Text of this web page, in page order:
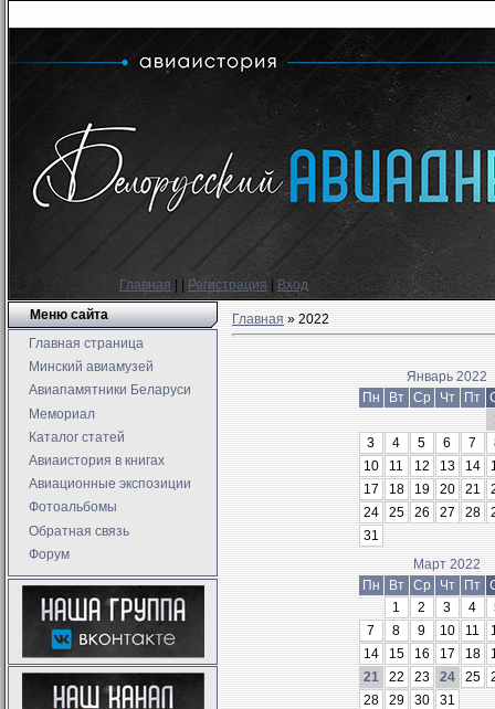
Главная Регистрация
Вход
Меню сайта
Главная страница
Минский авиамузей
Авиапамятники Беларуси
Мемориал
Каталог статей
Авиаистория в книгах
Авиационные экспозиции
Фотоальбомы
Обратная связь
Форум
Главная»2022
Январь 2022
Пн
Вт Ср Чт Пт
3
4 5 6 7
10
11 12 13 14
17
18 19 20 21
24
25 26 27 28
31
Март 2022
Пн
Вт Ср Чт Пт
1
2 3 4
7
8 9 10 11
14
15 16 17 18
21
22 23 24 25
28
29 30
31